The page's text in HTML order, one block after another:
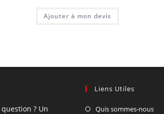
Ajouter à mon devis
? Un
Liens Utiles
Quis sommes-nous